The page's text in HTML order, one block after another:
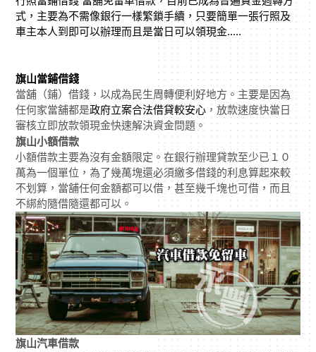
式，主要為不需像銀行一樣繁鎖手續，只要簡單一張行照及
車主本人到即可以辦理而且是當日可以領現金.....
旗山當鋪借錢
當舖（鋪）借錢，以成為民生周轉便利好地方。主要是因為
任何家當舖都是政府立案合法借貸較安心 ，放款速度快當日
審核立即放款領現金快速解決資金問題。
旗山小額借款
小額借款主要為沒有金額限定。在銀行辦理貸款至少已１０
萬為一個單位，為了幾萬塊還必須繳多借錢的利息算起來較
不划算，當舖任何金額都可以借，甚至幾千塊也可借，而且
不綁約隨借隨還都可以。
旗山汽車借款